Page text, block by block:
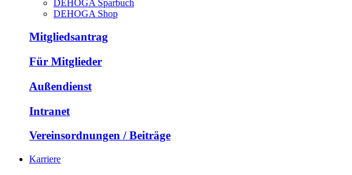
DEHOGA Sparbuch
DEHOGA Shop
Mitgliedsantrag
Für Mitglieder
Außendienst
Intranet
Vereinsordnungen / Beiträge
Karriere